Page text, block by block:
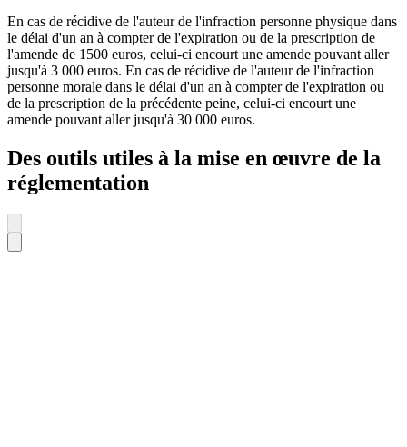
En cas de récidive de l'auteur de l'infraction personne physique dans
le délai d'un an à compter de l'expiration ou de la prescription de
l'amende de 1500 euros, celui-ci encourt une amende pouvant aller
jusqu'à 3 000 euros. En cas de récidive de l'auteur de l'infraction
personne morale dans le délai d'un an à compter de l'expiration ou
de la prescription de la précédente peine, celui-ci encourt une
amende pouvant aller jusqu'à 30 000 euros.
Des outils utiles à la mise en œuvre de la
réglementation